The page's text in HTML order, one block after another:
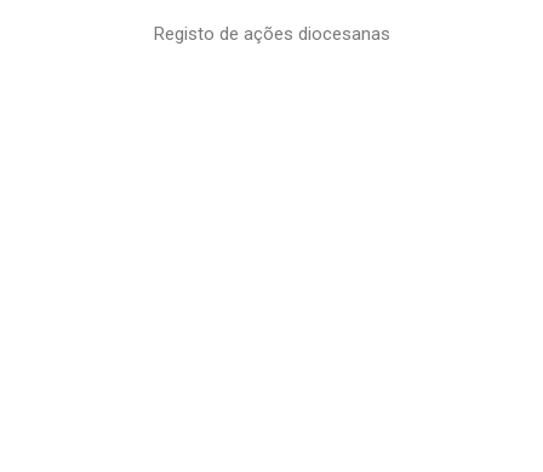
Registo de ações diocesanas